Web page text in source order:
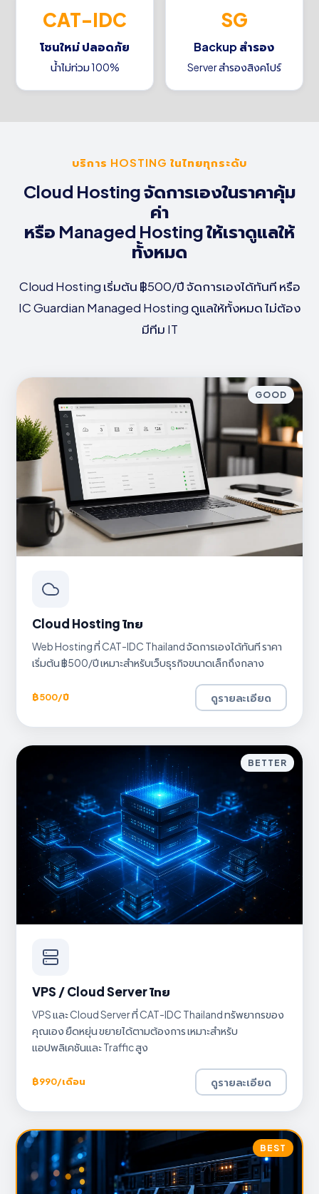
CAT-IDC
โซนใหม่ ปลอดภัย
น้ำไม่ท่วม 100%
SG
Backup สำรอง
Server สำรองสิงคโปร์
บริการ HOSTING ในไทยทุกระดับ
Cloud Hosting จัดการเองในราคาคุ้ม
ค่า
หรือ Managed Hosting ให้เราดูแลให้
ทั้งหมด
Cloud Hosting เริ่มต้น ฿500/ปี จัดการเองได้ทันที หรือ
IC Guardian Managed Hosting ดูแลให้ทั้งหมด ไม่ต้อง
มีทีม IT
GOOD
Cloud Hosting ไทย
Web Hosting ที่ CAT-IDC Thailand จัดการเองได้ทันที ราคา
เริ่มต้น ฿500/ปี เหมาะสำหรับเว็บธุรกิจขนาดเล็กถึงกลาง
฿500/ปี ดูรายละเอียด
BETTER
VPS / Cloud Server ไทย
VPS และ Cloud Server ที่ CAT-IDC Thailand ทรัพยากรของ
คุณเอง ยืดหยุ่น ขยายได้ตามต้องการ เหมาะสำหรับ
แอปพลิเคชันและ Traffic สูง
฿990/เดือน ดูรายละเอียด
BEST